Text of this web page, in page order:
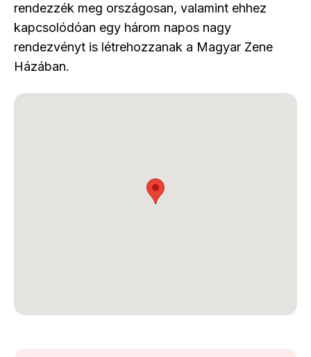
rendezzék meg országosan, valamint ehhez
kapcsolódóan egy három napos nagy
rendezvényt is létrehozzanak a Magyar Zene
Házában.